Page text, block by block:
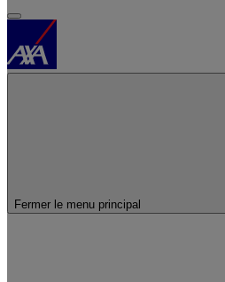
Fermer le menu principal